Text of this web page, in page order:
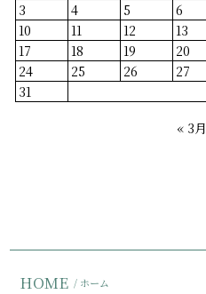
3
4 5 6
10
11 12 13
17
18 19 20
24
25 26 27
31
« 3月
HOME / ホーム